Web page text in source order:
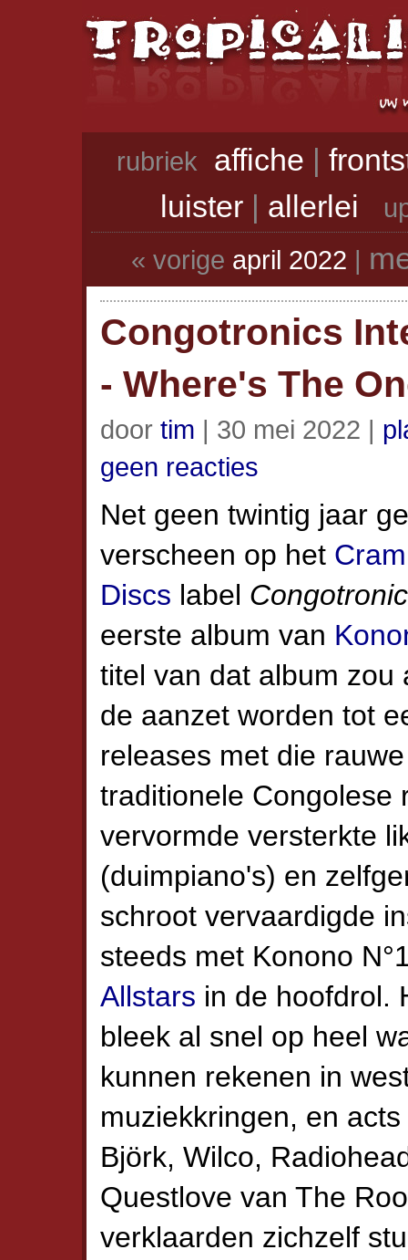
rubriek affiche |
luister| allerlei
« vorige april 2022 |
Congotronics
- Where's The
door tim | 30 mei 2022 |
geen reacties
Net geen twintig jaar
verscheen op het
Discs label
eerste album van
titel van dat album zou
de aanzet worden tot
releases met die
traditionele Congolese
vervormde versterkte
(duimpiano's) en
schroot vervaardigde
steeds met Konono
Allstars in de hoofdrol.
bleek al snel op heel
kunnen rekenen in
muziekkringen, en
Björk, Wilco,
Questlove van The
verklaarden zichzelf